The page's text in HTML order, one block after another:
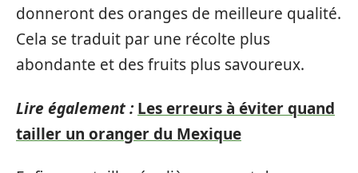
donneront des oranges de meilleure qualité.
Cela se traduit par une récolte plus
abondante et des fruits plus savoureux.
Lire également : Les erreurs à éviter quand
tailler un oranger du Mexique